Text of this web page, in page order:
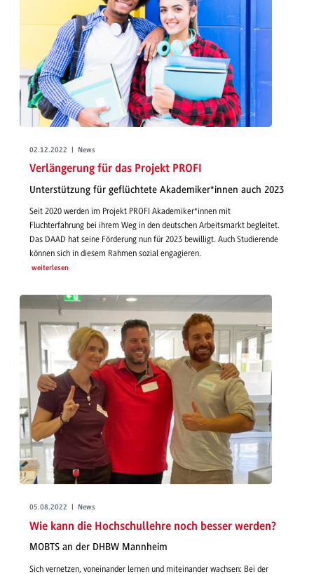
02.12.2022 | News
Verlängerung für das Projekt PROFI
Unterstützung für geflüchtete Akademiker*innen auch 2023
Seit 2020 werden im Projekt PROFI Akademiker*innen mit
Fluchterfahrung bei ihrem Weg in den deutschen Arbeitsmarkt begleitet.
Das DAAD hat seine Förderung nun für 2023 bewilligt. Auch Studierende
können sich in diesem Rahmen sozial engagieren.
weiterlesen
05.08.2022 | News
Wie kann die Hochschullehre noch besser werden?
MOBTS an der DHBW Mannheim
Sich vernetzen, voneinander lernen und miteinander wachsen: Bei der